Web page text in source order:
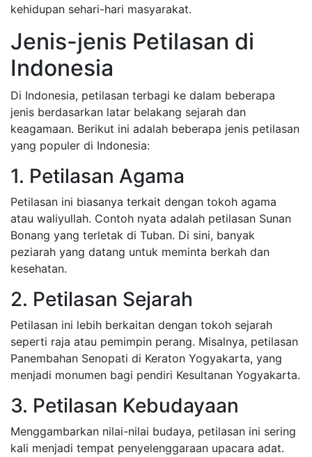
kehidupan sehari-hari masyarakat.
Jenis-jenis Petilasan di
Indonesia
Di Indonesia, petilasan terbagi ke dalam beberapa
jenis berdasarkan latar belakang sejarah dan
keagamaan. Berikut ini adalah beberapa jenis petilasan
yang populer di Indonesia:
1. Petilasan Agama
Petilasan ini biasanya terkait dengan tokoh agama
atau waliyullah. Contoh nyata adalah petilasan Sunan
Bonang yang terletak di Tuban. Di sini, banyak
peziarah yang datang untuk meminta berkah dan
kesehatan.
2. Petilasan Sejarah
Petilasan ini lebih berkaitan dengan tokoh sejarah
seperti raja atau pemimpin perang. Misalnya, petilasan
Panembahan Senopati di Keraton Yogyakarta, yang
menjadi monumen bagi pendiri Kesultanan Yogyakarta.
3. Petilasan Kebudayaan
Menggambarkan nilai-nilai budaya, petilasan ini sering
kali menjadi tempat penyelenggaraan upacara adat.